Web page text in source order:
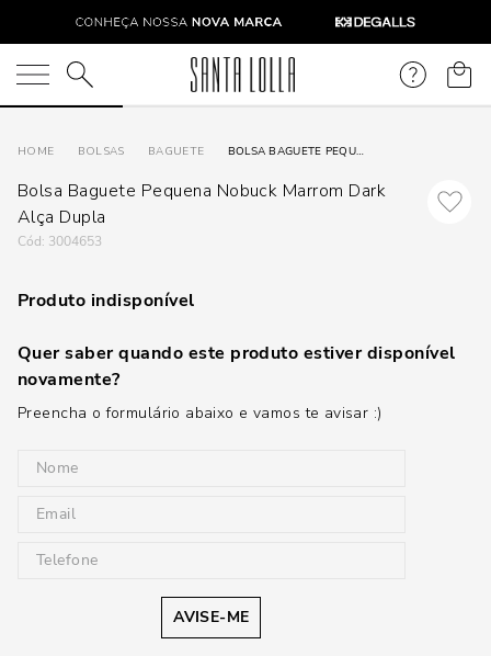
O que você está procurando?
BOLSAS BAGUETE BOLSA BAGUETE PEQUENA NOBUCK MARROM DARK ALÇA DUPLA
Bolsa Baguete Pequena Nobuck Marrom Dark
Alça Dupla
: 3004653
Produto indisponível
Quer saber quando este produto estiver disponível
novamente?
Preencha o formulário abaixo e vamos te avisar :)
AVISE-ME